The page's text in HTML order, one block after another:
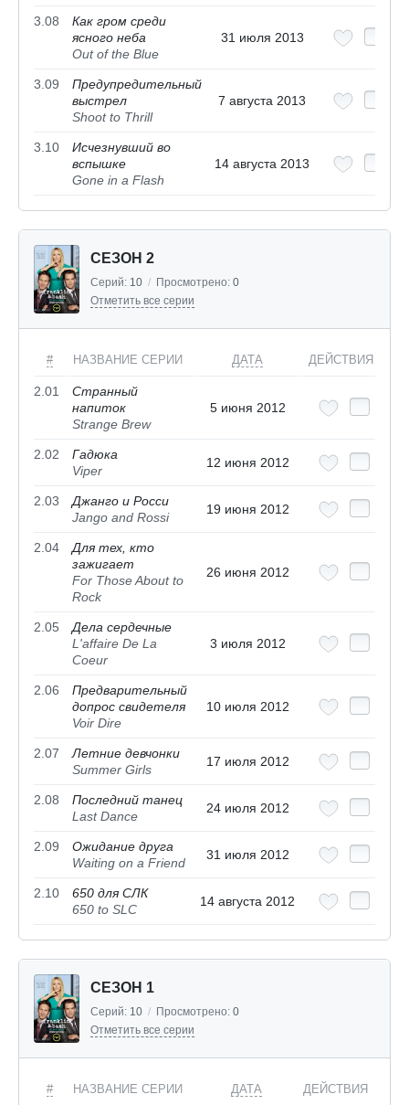
3.08
Как гром среди
ясного неба
Out of the Blue
31 июля 2013
3.09
Предупредительный
выстрел
Shoot to Thrill
7 августа 2013
3.10
Исчезнувший во
вспышке
Gone in a Flash
14 августа 2013
СЕЗОН 2
Серий: 10 / Просмотрено: 0
Отметить все серии
# НАЗВАНИЕ СЕРИИ ДАТА ДЕЙСТВИЯ
2.01
Странный
напиток
Strange Brew
5 июня 2012
2.02
Гадюка
Viper
12 июня 2012
2.03
Джанго и Росси
Jango and Rossi
19 июня 2012
2.04
Для тех, кто
зажигает
For Those About to
Rock
26 июня 2012
2.05
Дела сердечные
L'affaire De La
Coeur
3 июля 2012
2.06
Предварительный
допрос свидетеля
Voir Dire
10 июля 2012
2.07
Летние девчонки
Summer Girls
17 июля 2012
2.08
Последний танец
Last Dance
24 июля 2012
2.09
Ожидание друга
Waiting on a Friend
31 июля 2012
2.10
650 для СЛК
650 to SLC
14 августа 2012
СЕЗОН 1
Серий: 10 / Просмотрено: 0
Отметить все серии
# НАЗВАНИЕ СЕРИИ ДАТА ДЕЙСТВИЯ